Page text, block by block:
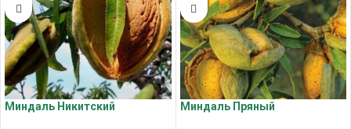
Миндаль Никитский Миндаль Пряный